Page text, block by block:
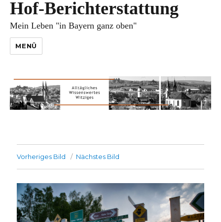
Hof-Berichterstattung
Mein Leben "in Bayern ganz oben"
MENÜ
Vorheriges Bild Nächstes Bild